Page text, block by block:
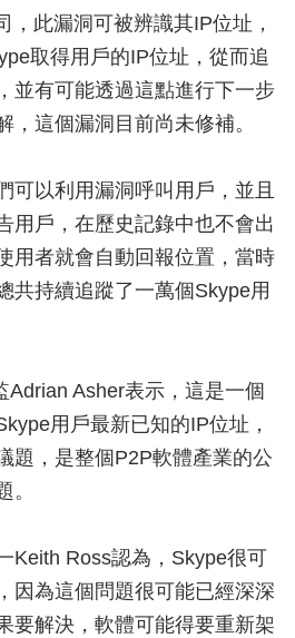
，此漏洞可被辨識其IP位址，
取得用戶的IP位址，從而追
並有可能透過這點進行下一步
，這個漏洞目前尚未修補。
可以利用漏洞呼叫用戶，並且
用戶，在歷史記錄中也不會出
用者就會自動回報位置，當時
共持續追蹤了一萬個Skype用
Adrian Asher表示，這是一個
用戶最新已知的IP位址，
題，是整個P2P軟體產業的公
。
Keith Ross認為，Skype很可
因為這個問題很可能已經深深
要解決，軟體可能得要重新架